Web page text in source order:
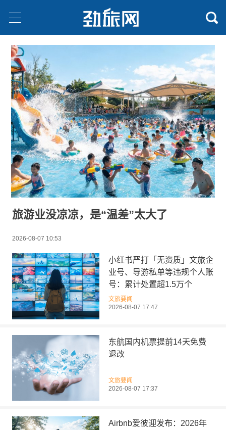
旅游业没凉凉，是“温差”太大了
2026-08-07 10:53
小红书严打「无资质」文旅企
业号、导游私单等违规个人账
号：累计处置超1.5万个
文旅要闻
2026-08-07 17:47
东航国内机票提前14天免费
退改
文旅要闻
2026-08-07 17:37
Airbnb爱彼迎发布：2026年